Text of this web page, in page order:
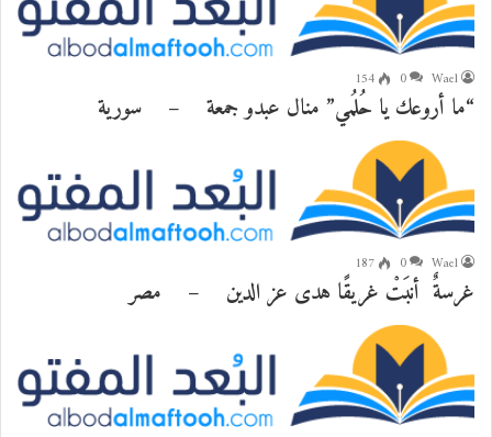
Wael
0
154
“ما أروعك يا حُلُمي” منال عبدو جمعة – سورية
Wael
0
187
غرسةٌ أنبَتْ غريقًا هدى عز الدين – مصر